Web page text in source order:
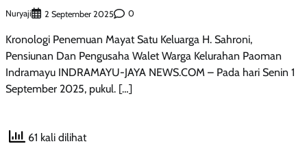
Nuryaji 2 September 2025 0
Kronologi Penemuan Mayat Satu Keluarga H. Sahroni,
Pensiunan Dan Pengusaha Walet Warga Kelurahan Paoman
Indramayu INDRAMAYU-JAYA NEWS.COM – Pada hari Senin 1
September 2025, pukul. […]
61 kali dilihat